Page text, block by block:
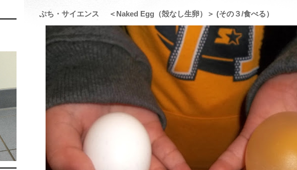
ぷち・サイエンス ＜Naked Egg（殻なし生卵）＞ (その３/食べる）